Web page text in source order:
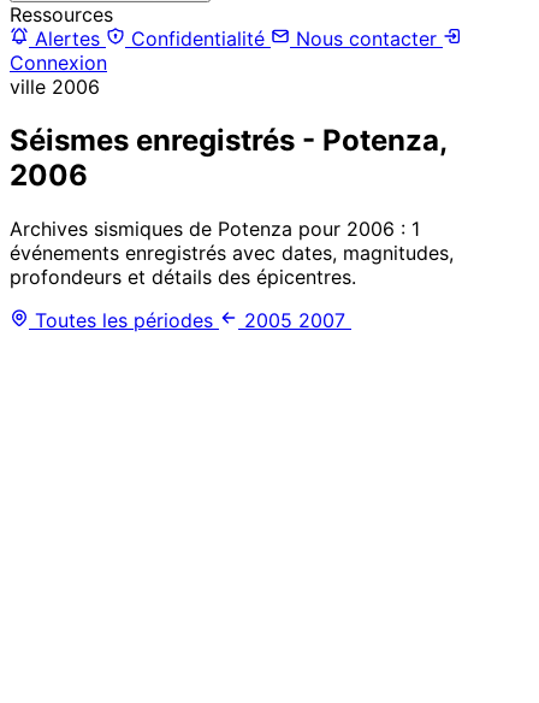
Ressources
Alertes
Confidentialité
Nous contacter
Connexion
ville 2006
Séismes enregistrés - Potenza,
2006
Archives sismiques de Potenza pour 2006 : 1
événements enregistrés avec dates, magnitudes,
profondeurs et détails des épicentres.
Toutes les périodes
2005 2007